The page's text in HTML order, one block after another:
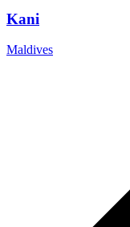
Kani
Maldives